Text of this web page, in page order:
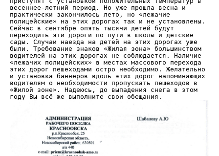
весеннее-летний период. Но уже прошла весна и
практически закончилось лето, но «лежачие
полицейские» на этих дорогах так и не установлены.
Сейчас в сентябре опять тысячи детей будут
переходить эти дороги по пути в школы и детские
сады. Случаи наезда на детей на этих дорогах уже
были. Требование знаков «Жилая зона» большинством
водителей на этих дорогах не соблюдается. Наличие
«лежачих полицейских» в местах массового перехода
этих дорог пешеходами остро необходимо. Желательно
и установка баннеров вдоль этих дорог напоминающих
водителям о необходимости пропускать пешеходов в
«Жилой зоне». Надеюсь, до выпадения снега в этом
году Вы всё же выполните свои обещания.